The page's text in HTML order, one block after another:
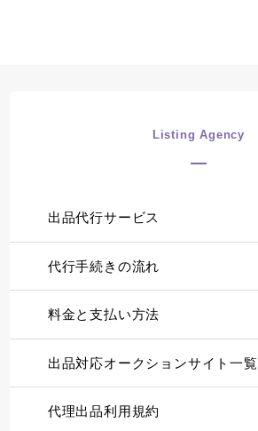
Listing Agency
出品代行サービス
代行手続きの流れ
料金と支払い方法
出品対応オークションサイト一覧
代理出品利用規約